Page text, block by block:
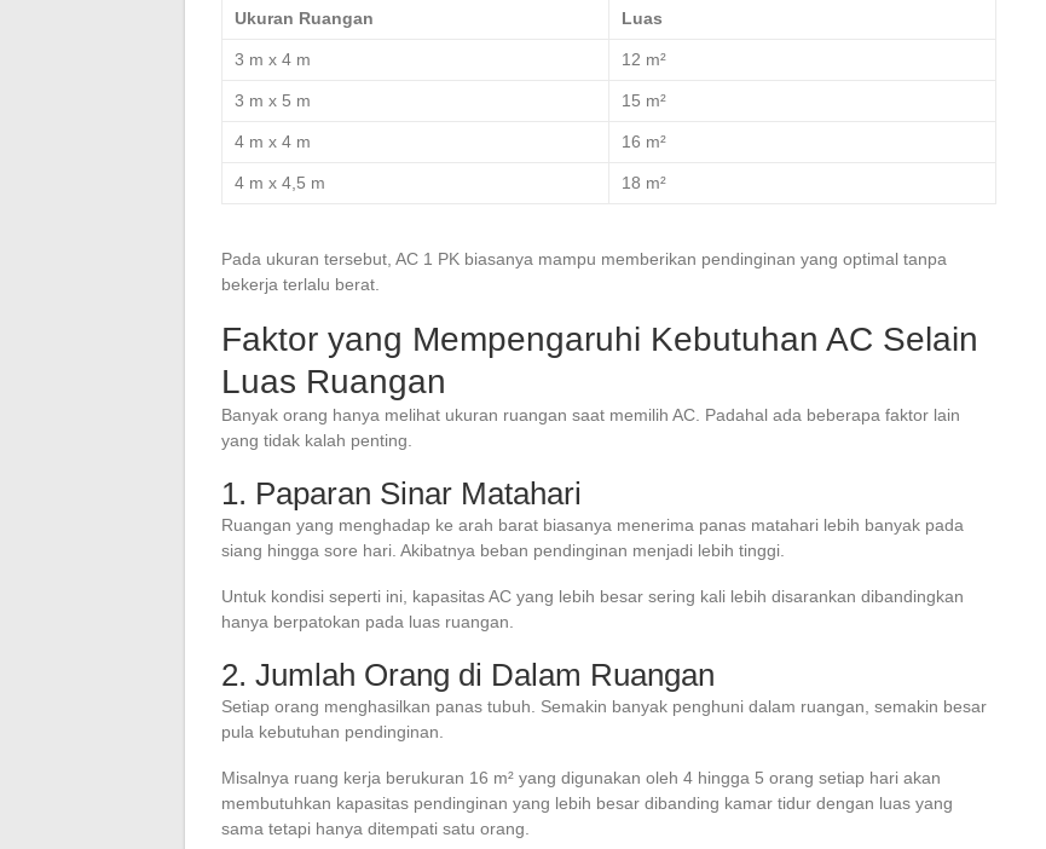
Ukuran Ruangan Luas
3 m x 4 m 12 m²
3 m x 5 m 15 m²
4 m x 4 m 16 m²
4 m x 4,5 m 18 m²
Pada ukuran tersebut, AC 1 PK biasanya mampu memberikan pendinginan yang optimal tanpa
bekerja terlalu berat.
Faktor yang Mempengaruhi Kebutuhan AC Selain
Luas Ruangan
Banyak orang hanya melihat ukuran ruangan saat memilih AC. Padahal ada beberapa faktor lain
yang tidak kalah penting.
1. Paparan Sinar Matahari
Ruangan yang menghadap ke arah barat biasanya menerima panas matahari lebih banyak pada
siang hingga sore hari. Akibatnya beban pendinginan menjadi lebih tinggi.
Untuk kondisi seperti ini, kapasitas AC yang lebih besar sering kali lebih disarankan dibandingkan
hanya berpatokan pada luas ruangan.
2. Jumlah Orang di Dalam Ruangan
Setiap orang menghasilkan panas tubuh. Semakin banyak penghuni dalam ruangan, semakin besar
pula kebutuhan pendinginan.
Misalnya ruang kerja berukuran 16 m² yang digunakan oleh 4 hingga 5 orang setiap hari akan
membutuhkan kapasitas pendinginan yang lebih besar dibanding kamar tidur dengan luas yang
sama tetapi hanya ditempati satu orang.